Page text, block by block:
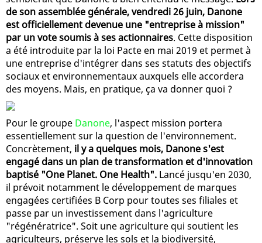
de son assemblée générale, vendredi 26 juin, Danone
est officiellement devenue une "entreprise à mission"
par un vote soumis à ses actionnaires. Cette disposition
a été introduite par la loi Pacte en mai 2019 et permet à
une entreprise d'intégrer dans ses statuts des objectifs
sociaux et environnementaux auxquels elle accordera
des moyens. Mais, en pratique, ça va donner quoi ?
Pour le groupe Danone, l'aspect mission portera
essentiellement sur la question de l'environnement.
Concrètement, il y a quelques mois, Danone s'est
engagé dans un plan de transformation et d'innovation
baptisé "One Planet. One Health". Lancé jusqu'en 2030,
il prévoit notamment le développement de marques
engagées certifiées B Corp pour toutes ses filiales et
passe par un investissement dans l'agriculture
"régénératrice". Soit une agriculture qui soutient les
agriculteurs, préserve les sols et la biodiversité,